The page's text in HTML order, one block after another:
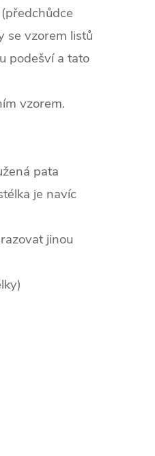
se vzorem listů
podešví a tato
vzorem.
pata
je navíc
jinou